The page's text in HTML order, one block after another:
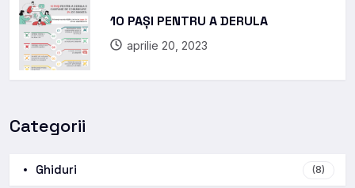
10 PAȘI PENTRU A DERULA
aprilie 20, 2023
Categorii
Ghiduri (8)